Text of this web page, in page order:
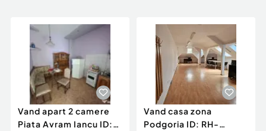
Vand apart 2 camere
Piata Avram Iancu ID:
Vand casa zona
Podgoria ID: RH-